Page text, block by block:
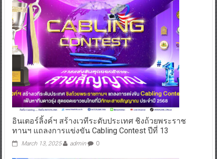
อินเตอร์ลิ้งค์ฯ สร้างเวทีระดับประเทศ ชิงถ้วยพระราช
ทานฯ แถลงการแข่งขัน Cabling Contest ปีที่ 13
March 13, 2025 admin 0